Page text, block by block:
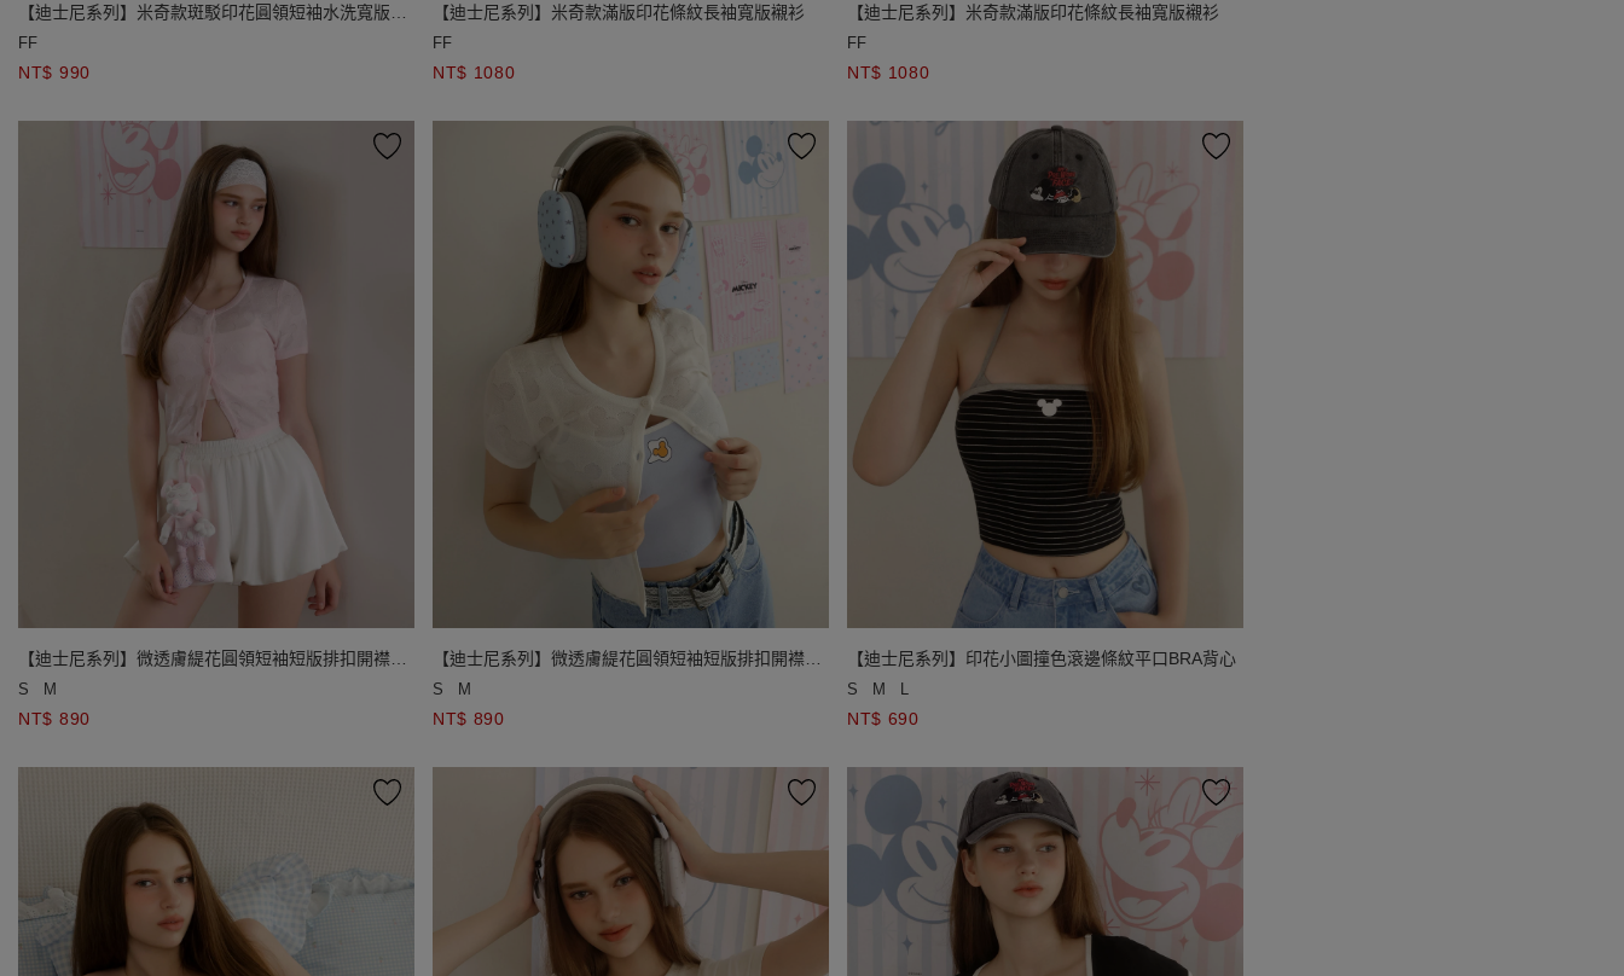
【迪士尼系列】米奇款斑駁印花圓領短袖水洗寬版
TEE
FF
NT$ 990
【迪士尼系列】米奇款滿版印花條紋長袖寬版襯衫
FF
NT$ 1080
【迪士尼系列】米奇款滿版印花條紋長袖寬版襯衫
FF
NT$ 1080
【迪士尼系列】微透膚緹花圓領短袖短版排扣開襟針
織衫
S M
NT$ 890
【迪士尼系列】微透膚緹花圓領短袖短版排扣開襟針
織衫
S M
NT$ 890
【迪士尼系列】印花小圖撞色滾邊條紋平口BRA背心
S M
NT$ 690